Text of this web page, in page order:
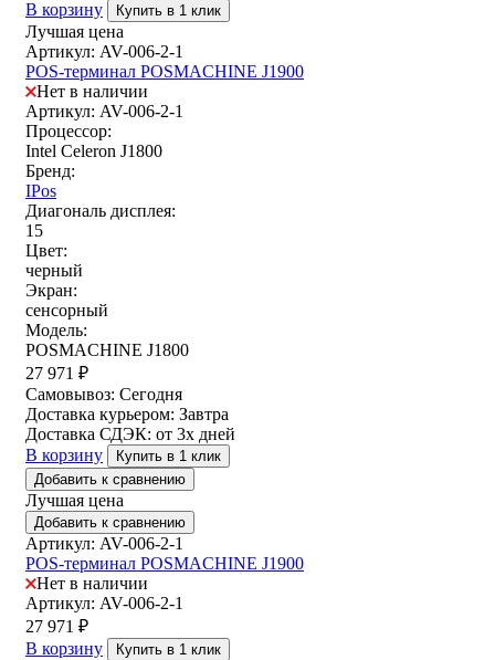
В корзину Купить в 1 клик
Лучшая цена
Артикул: AV-006-2-1
POS-терминал POSMACHINE J1900
Нет в наличии
Артикул: AV-006-2-1
Процессор:
Intel Celeron J1800
Бренд:
IPos
Диагональ дисплея:
15
Цвет:
черный
Экран:
сенсорный
Модель:
POSMACHINE J1800
27 971 ₽
Самовывоз: Сегодня
Доставка курьером: Завтра
Доставка СДЭК: от 3х дней
В корзину
Купить в 1 клик
Добавить к сравнению
Лучшая цена
Добавить к сравнению
Артикул: AV-006-2-1
POS-терминал POSMACHINE J1900
Нет в наличии
Артикул: AV-006-2-1
27 971 ₽
В корзину
Купить в 1 клик